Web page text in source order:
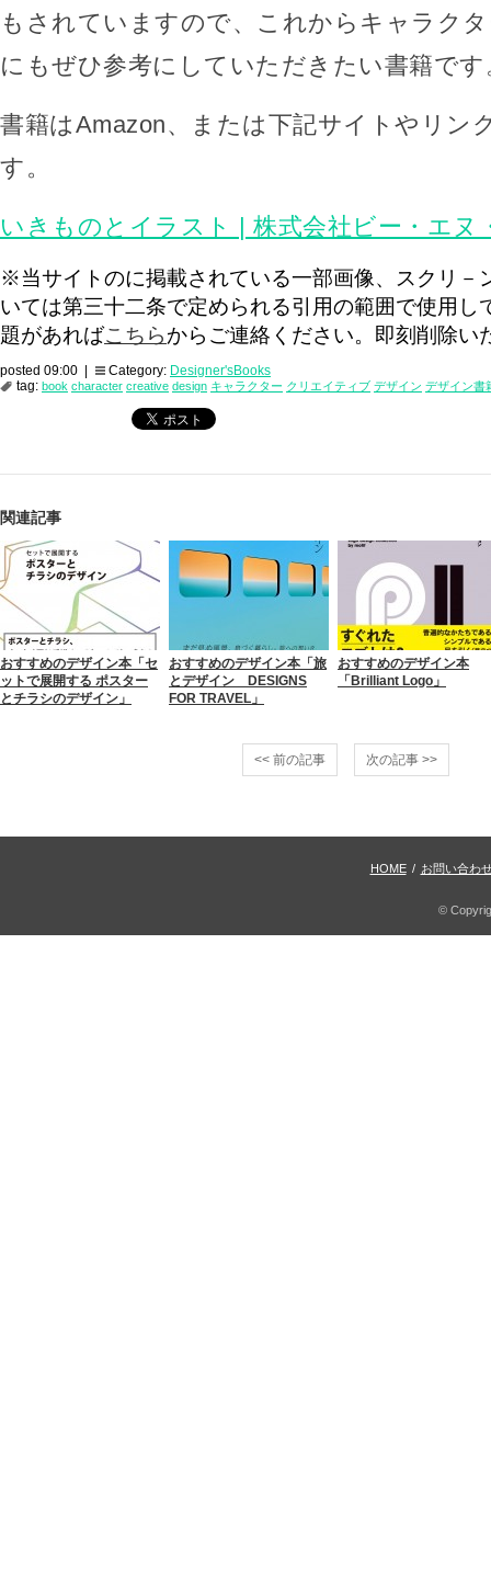
もされていますので、これからキャラク
にもぜひ参考にしていただきたい書籍です
書籍はAmazon、または下記サイトやリン
す。
いきものとイラスト | 株式会社ビー・エヌ
※当サイトのに掲載されている一部画像、スクリ－
いては第三十二条で定められる引用の範囲で使用し
題があればこちらからご連絡ください。即刻削除い
posted 09:00 | Category: Designer'sBooks
tag: book character creative design キャラクター クリエイティブ デザイン デザイン書
関連記事
おすすめのデザイン本「セ
ットで展開する ポスター
とチラシのデザイン」
おすすめのデザイン本「旅
とデザイン DESIGNS
FOR TRAVEL」
おすすめのデザイン本
「Brilliant Logo」
<< 前の記事 次の記事 >>
HOME / お問い合わ
©